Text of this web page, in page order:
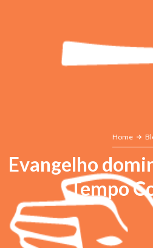
Home
Evangelho
Tempo